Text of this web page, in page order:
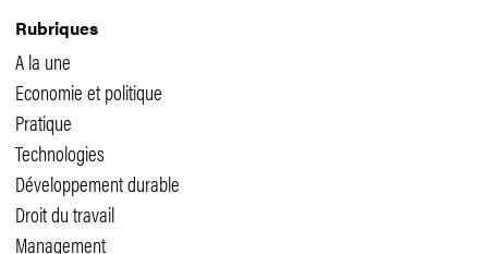
Rubriques
A la une
Economie et politique
Pratique
Technologies
Développement durable
Droit du travail
Management